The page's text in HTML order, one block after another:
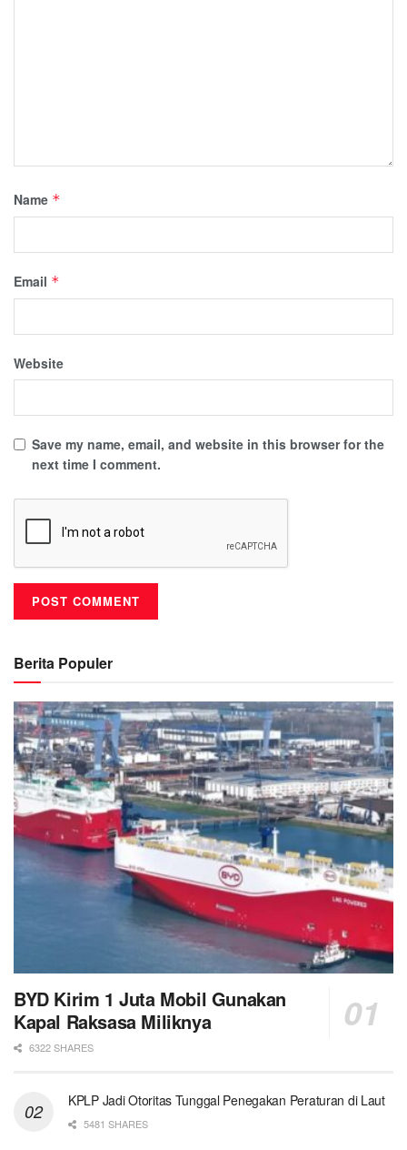
Name *
Email *
Website
Save my name, email, and website in this browser for the
next time I comment.
Berita Populer
BYD Kirim 1 Juta Mobil Gunakan
Kapal Raksasa Miliknya
6322 SHARES
KPLP Jadi Otoritas Tunggal Penegakan Peraturan di Laut
5481 SHARES